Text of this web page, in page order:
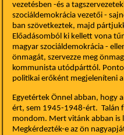
vezetésben -és a
szociáldemokrácia vezetői -
ban szövetkeztek, majd
Előadásomból ki kellett vona
magyar szociáldemokrácia -
önmagát, szervezze meg
kommunista utódpárttól.
politikai erőként megjeleníteni
Egyetértek Önnel abban, hogy
ért, sem 1945-1948-ért. Talán
mondom. Mert vitánk abban is
Megkérdezték-e az ön